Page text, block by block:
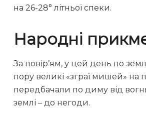
на 26-28° літньої спеки.
Народні
За повір’ям, у цей день по
пору великі «зграї мишей» на
передбачали по диму від
землі – до негоди.